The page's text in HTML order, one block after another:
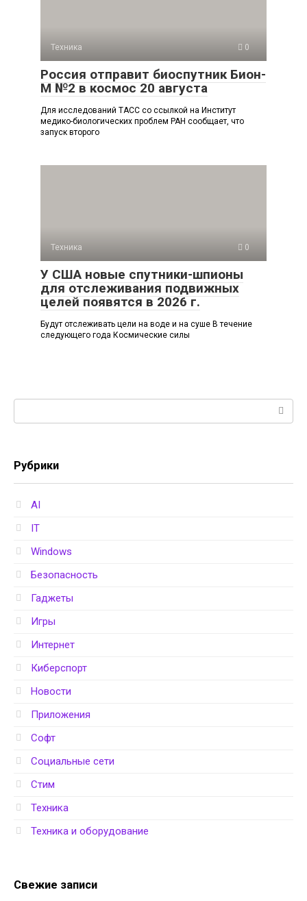
Техника 0
Россия отправит биоспутник Бион-
М №2 в космос 20 августа
Для исследований ТАСС со ссылкой на Институт
медико-биологических проблем РАН сообщает, что
запуск второго
Техника 0
У США новые спутники-шпионы
для отслеживания подвижных
целей появятся в 2026 г.
Будут отслеживать цели на воде и на суше В течение
следующего года Космические силы
Рубрики
AI
IT
Windows
Безопасность
Гаджеты
Игры
Интернет
Киберспорт
Новости
Приложения
Софт
Социальные сети
Стим
Техника
Техника и оборудование
Свежие записи